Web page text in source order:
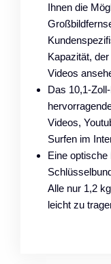
Ihnen die
Kapazität,
Videos
Das 10,1-
Videos,
Surfen im
Eine optische
Alle nur 1,2
leicht zu